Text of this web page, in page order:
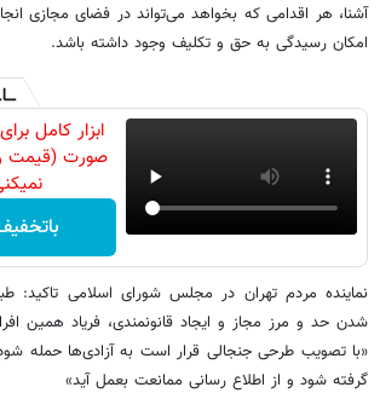
آشنا، هر اقدامی که بخواهد می‌تواند در فضای مجازی
امکان رسیدگی به حق و تکلیف وجود داشته باشد.
ابزار کامل
صورت (قیمت
نماینده مردم تهران در مجلس شورای اسلامی تاکید:
شدن حد و مرز مجاز و ایجاد قانونمندی، فریاد همین
«با تصویب طرحی جنجالی قرار است به آزادی‌ها حمله
گرفته شود و از اطلاع رسانی ممانعت بعمل آید»